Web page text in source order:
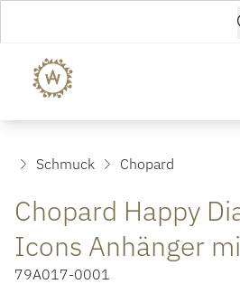
Schmuck Chopard
Chopard Happy
Icons Anhänger
79A017-0001